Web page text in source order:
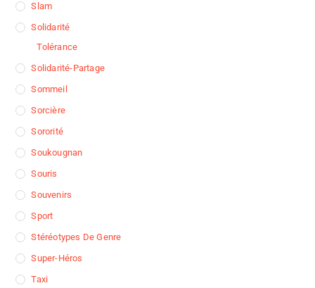
Slam
Solidarité
Tolérance
Solidarité-Partage
Sommeil
Sorcière
Sororité
Soukougnan
Souris
Souvenirs
Sport
Stéréotypes De Genre
Super-Héros
Taxi